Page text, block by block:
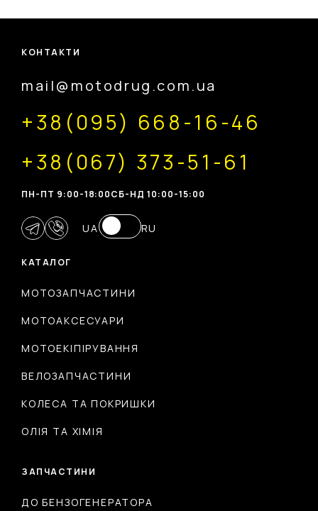
КАТАЛОГ
МОТОЗАПЧАСТИНИ
МОТОАКСЕСУАРИ
МОТОЕКІПІРУВАННЯ
ВЕЛОЗАПЧАСТИНИ
КОЛЕСА ТА ПОКРИШКИ
ОЛІЯ ТА ХІМІЯ
ЗАПЧАСТИНИ
ДО БЕНЗОГЕНЕРАТОРА
КОНТАКТИ
mail@motodrug.com.ua
+38(095) 668-16-46
+38(067) 373-51-61
ПН-ПТ 9:00-18:00CБ-НД 10:00-15:00
UA RU